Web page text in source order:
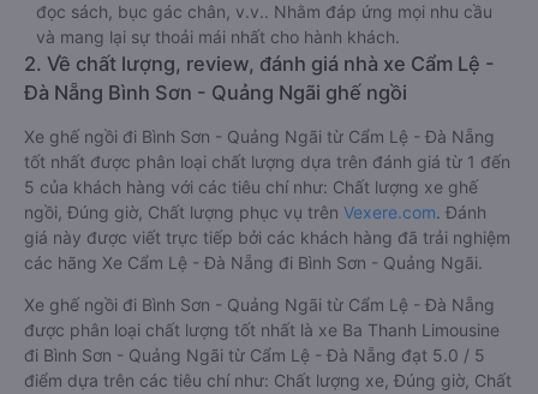
đọc sách, bục gác chân, v.v.. Nhằm đáp ứng mọi nhu cầu
và mang lại sự thoải mái nhất cho hành khách.
2. Về chất lượng, review, đánh giá nhà xe Cẩm Lệ -
Đà Nẵng Bình Sơn - Quảng Ngãi ghế ngồi
Xe ghế ngồi đi Bình Sơn - Quảng Ngãi từ Cẩm Lệ - Đà Nẵng
tốt nhất được phân loại chất lượng dựa trên đánh giá từ 1 đến
5 của khách hàng với các tiêu chí như: Chất lượng xe ghế
ngồi, Đúng giờ, Chất lượng phục vụ trên Vexere.com. Đánh
giá này được viết trực tiếp bởi các khách hàng đã trải nghiệm
các hãng Xe Cẩm Lệ - Đà Nẵng đi Bình Sơn - Quảng Ngãi.
Xe ghế ngồi đi Bình Sơn - Quảng Ngãi từ Cẩm Lệ - Đà Nẵng
được phân loại chất lượng tốt nhất là xe Ba Thanh Limousine
đi Bình Sơn - Quảng Ngãi từ Cẩm Lệ - Đà Nẵng đạt 5.0 / 5
điểm dựa trên các tiêu chí như: Chất lượng xe, Đúng giờ, Chất